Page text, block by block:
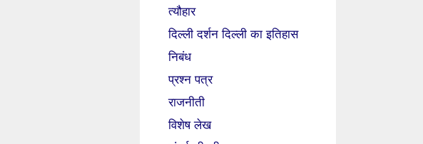
त्यौहार
दिल्ली दर्शन दिल्ली का इतिहास
निबंध
प्रश्न पत्र
राजनीती
विशेष लेख